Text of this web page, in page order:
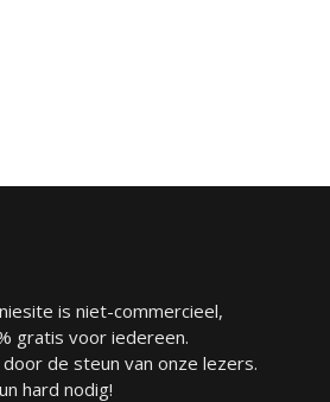
is niet-commercieel,
gratis voor iedereen.
de steun van onze lezers.
hard nodig!